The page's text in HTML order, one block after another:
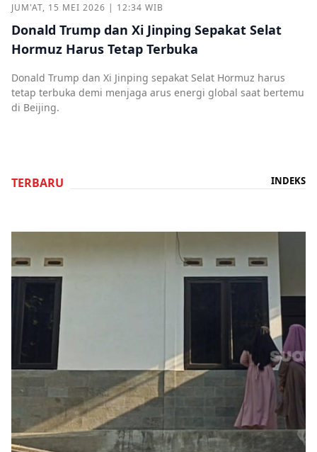
JUM'AT, 15 MEI 2026 | 12:34 WIB
Donald Trump dan Xi Jinping Sepakat Selat
Hormuz Harus Tetap Terbuka
Donald Trump dan Xi Jinping sepakat Selat Hormuz harus
tetap terbuka demi menjaga arus energi global saat bertemu
di Beijing.
TERBARU INDEKS